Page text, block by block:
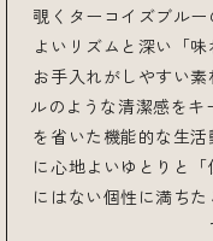
覗くターコイズブル
よいリズムと深い「
お手入れがしやすい
ルのような清潔感を
を省いた機能的な生
に心地よいゆとりと
にはない個性に満ち